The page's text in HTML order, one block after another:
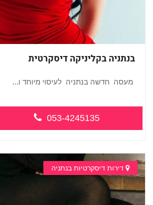
בנתניה בקליניקה דיסקרטית
מעסה חדשה בנתניה לעיסוי מיוחד ו...
053-4245135
דירות דיסקרטיות בנתניה